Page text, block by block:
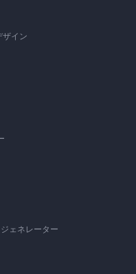
ザイン
ェネレーター